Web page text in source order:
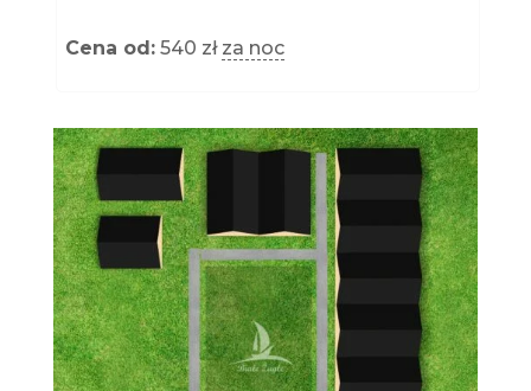
Cena od: 540 zł za noc